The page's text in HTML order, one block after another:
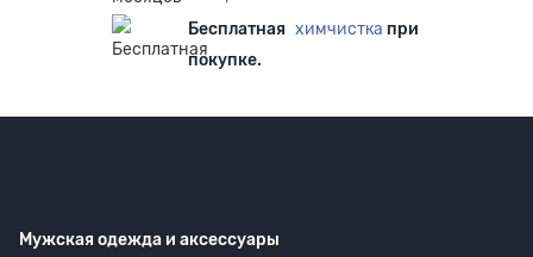
Бесплатная химчистка при
покупке.
Мужская одежда и аксессуары